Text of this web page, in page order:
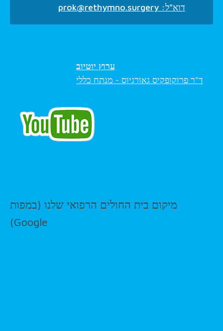
דוא"ל: prok@rethymno.surgery
ערוץ יוטיוב
ד"ר פרוקופקיס גאורגיוס - מנתח כללי
מיקום בית החולים הרפואי שלנו (במפות
Google)